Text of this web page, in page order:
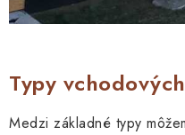
Typy
Medzi základné typy